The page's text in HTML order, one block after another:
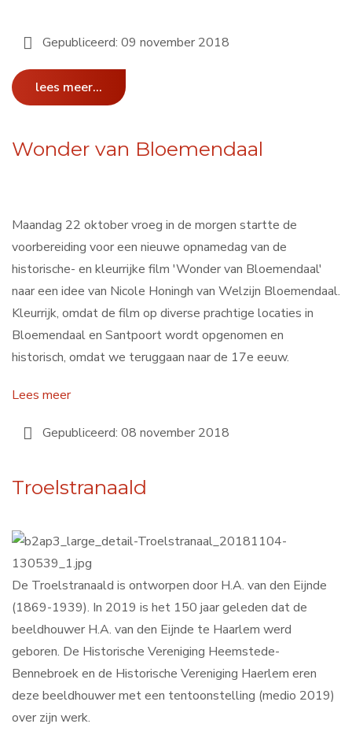
Gepubliceerd: 09 november 2018
lees meer...
Wonder van Bloemendaal
Maandag 22 oktober vroeg in de morgen startte de
voorbereiding voor een nieuwe opnamedag van de
historische- en kleurrijke film 'Wonder van Bloemendaal'
naar een idee van Nicole Honingh van Welzijn Bloemendaal.
Kleurrijk, omdat de film op diverse prachtige locaties in
Bloemendaal en Santpoort wordt opgenomen en
historisch, omdat we teruggaan naar de 17e eeuw.
Lees meer
Gepubliceerd: 08 november 2018
Troelstranaald
De Troelstranaald is ontworpen door H.A. van den Eijnde
(1869-1939). In 2019 is het 150 jaar geleden dat de
beeldhouwer H.A. van den Eijnde te Haarlem werd
geboren. De Historische Vereniging Heemstede-
Bennebroek en de Historische Vereniging Haerlem eren
deze beeldhouwer met een tentoonstelling (medio 2019)
over zijn werk.